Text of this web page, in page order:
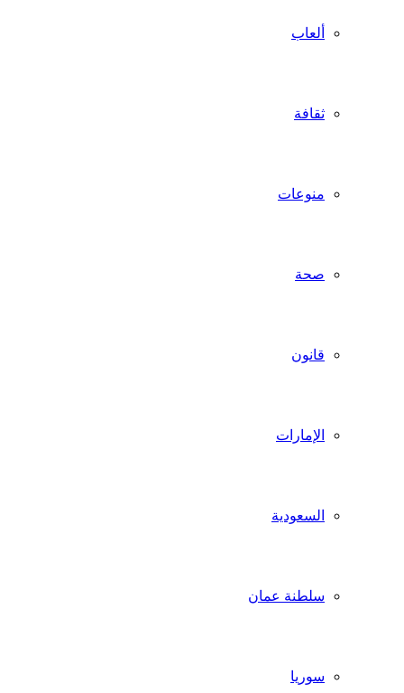
ألعاب
ثقافة
منوعات
صحة
قانون
الإمارات
السعودية
سلطنة عمان
سوريا